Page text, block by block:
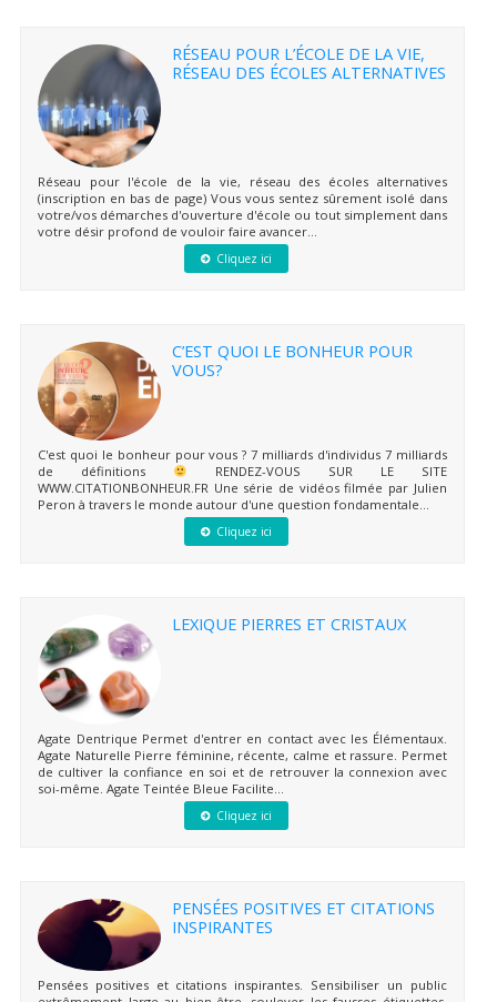
RÉSEAU POUR L’ÉCOLE DE LA VIE,
RÉSEAU DES ÉCOLES ALTERNATIVES
Réseau pour l'école de la vie, réseau des écoles alternatives
(inscription en bas de page) Vous vous sentez sûrement isolé dans
votre/vos démarches d'ouverture d'école ou tout simplement dans
votre désir profond de vouloir faire avancer...
Cliquez ici
C’EST QUOI LE BONHEUR POUR
VOUS?
C'est quoi le bonheur pour vous ? 7 milliards d'individus 7 milliards
de définitions
RENDEZ-VOUS SUR LE SITE
WWW.CITATIONBONHEUR.FR Une série de vidéos filmée par Julien
Peron à travers le monde autour d'une question fondamentale...
Cliquez ici
LEXIQUE PIERRES ET CRISTAUX
Agate Dentrique Permet d'entrer en contact avec les Élémentaux.
Agate Naturelle Pierre féminine, récente, calme et rassure. Permet
de cultiver la confiance en soi et de retrouver la connexion avec
soi-même. Agate Teintée Bleue Facilite...
Cliquez ici
PENSÉES POSITIVES ET CITATIONS
INSPIRANTES
Pensées positives et citations inspirantes. Sensibiliser un public